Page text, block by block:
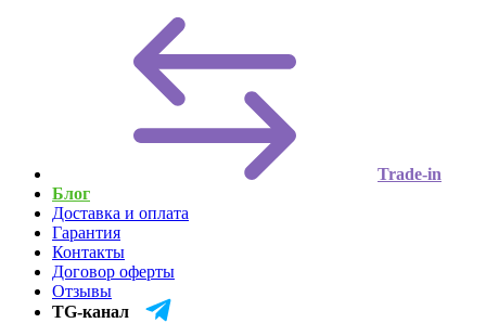
Trade-in
Блог
Доставка и оплата
Гарантия
Контакты
Договор оферты
Отзывы
TG-канал